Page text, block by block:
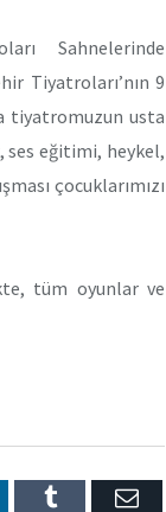
Sahnelerinde
Tiyatroları’nın 9
tiyatromuzun usta
ses eğitimi, heykel,
çocuklarımızı
tüm oyunlar ve
Tumblr E-